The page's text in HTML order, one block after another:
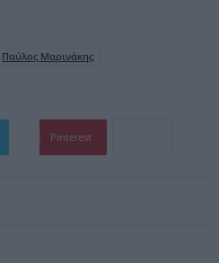
Παύλος Μαρινάκης
Pinterest